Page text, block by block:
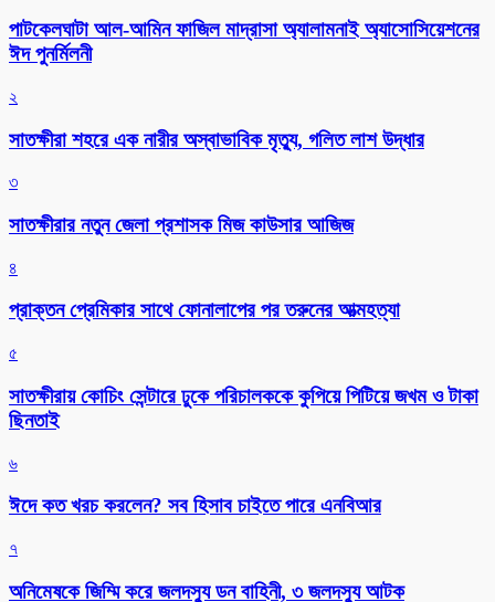
পাটকেলঘাটা আল-আমিন ফাজিল মাদ্রাসা অ্যালামনাই অ্যাসোসিয়েশনের
ঈদ পুনর্মিলনী
২
সাতক্ষীরা শহরে এক নারীর অস্বাভাবিক মৃত্যু, গলিত লাশ উদ্ধার
৩
সাতক্ষীরার নতুন জেলা প্রশাসক মিজ কাউসার আজিজ
৪
প্রাক্তন প্রেমিকার সাথে ফোনালাপের পর তরুনের আত্মহত্যা
৫
সাতক্ষীরায় কোচিং সেন্টারে ঢুকে পরিচালককে কুপিয়ে পিটিয়ে জখম ও টাকা
ছিনতাই
৬
ঈদে কত খরচ করলেন? সব হিসাব চাইতে পারে এনবিআর
৭
অনিমেষকে জিম্মি করে জলদস্যু ডন বাহিনী, ৩ জলদস্যু আটক